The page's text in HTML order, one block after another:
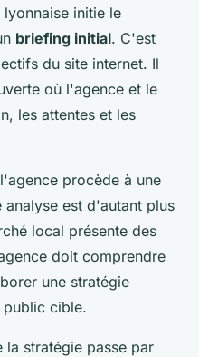
initie le
briefing initial. C'est
du site internet. Il
où l'agence et le
les attentes et les
procède à une
analyse est d'autant plus
local présente des
doit comprendre
une stratégie
cible.
la stratégie passe par